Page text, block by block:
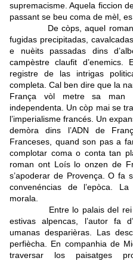
supremacisme. Aquela ficcion
passant se beu coma de mèl,
De còps, aquel roman
fugidas precipitadas,
e nuèits passadas dins
campèstre claufit
registre de las intrigas
completa. Cal ben dire que la
França vòl metre sa man
independenta. Un còp mai se
l’imperialisme francés. Un
demòra dins l’ADN de
Franceses, quand son pas a
complotar coma o conta tan
roman ont Loís lo onzen de
s’apoderar de Provença. O fa
convenéncias de l’epòca.
morala.
Entre lo palais del rei
estivas alpencas, l’autor fa
umanas desparièras. Las
perfiècha. En companhia de
traversar los paisatges